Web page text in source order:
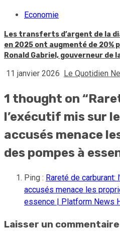
Economie
Les transferts d’argent de la
en 2025 ont augmenté de
Ronald Gabriel, gouverneur de la
11 janvier 2026 Le Quotidien
1 thought on “
l’exécutif mis sur
accusés menace
des pompes à
Ping : Rareté de
accusés menace les
essence | Platform News
Laisser un commentaire